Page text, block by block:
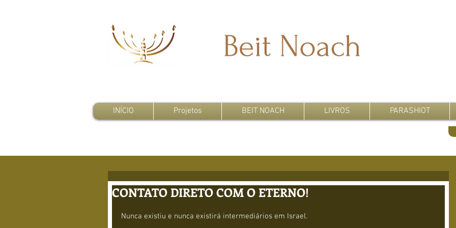
INÍCIO Projetos BEIT NOACH LIVROS PARASHIOT
CONTATO DIRETO COM O ETERNO!
Nunca existiu e nunca existirá intermediários em Israel.